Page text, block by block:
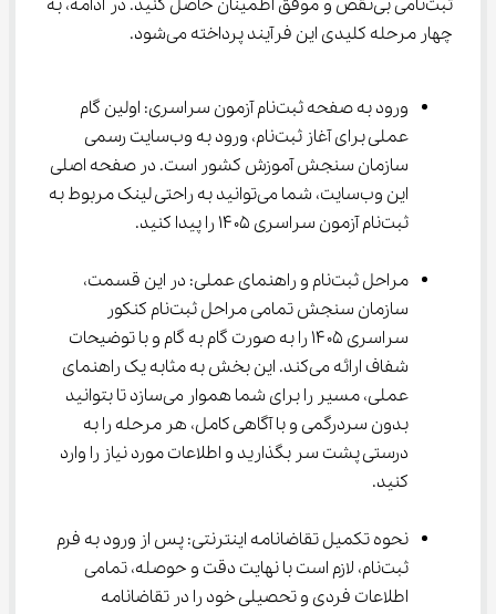
ثبت‌نامی بی‌نقص و موفق اطمینان حاصل کنید. در ادامه، به
چهار مرحله کلیدی این فرآیند پرداخته می‌شود.
ورود به صفحه ثبت‌نام آزمون سراسری: اولین گام
عملی برای آغاز ثبت‌نام، ورود به وب‌سایت رسمی
سازمان سنجش آموزش کشور است. در صفحه اصلی
این وب‌سایت، شما می‌توانید به راحتی لینک مربوط به
ثبت‌نام آزمون سراسری ۱۴۰۵ را پیدا کنید.
مراحل ثبت‌نام و راهنمای عملی: در این قسمت،
سازمان سنجش تمامی مراحل ثبت‌نام کنکور
سراسری ۱۴۰۵ را به صورت گام به گام و با توضیحات
شفاف ارائه می‌کند. این بخش به مثابه یک راهنمای
عملی، مسیر را برای شما هموار می‌سازد تا بتوانید
بدون سردرگمی و با آگاهی کامل، هر مرحله را به
درستی پشت سر بگذارید و اطلاعات مورد نیاز را وارد
کنید.
نحوه تکمیل تقاضانامه اینترنتی: پس از ورود به فرم
ثبت‌نام، لازم است با نهایت دقت و حوصله، تمامی
اطلاعات فردی و تحصیلی خود را در تقاضانامه